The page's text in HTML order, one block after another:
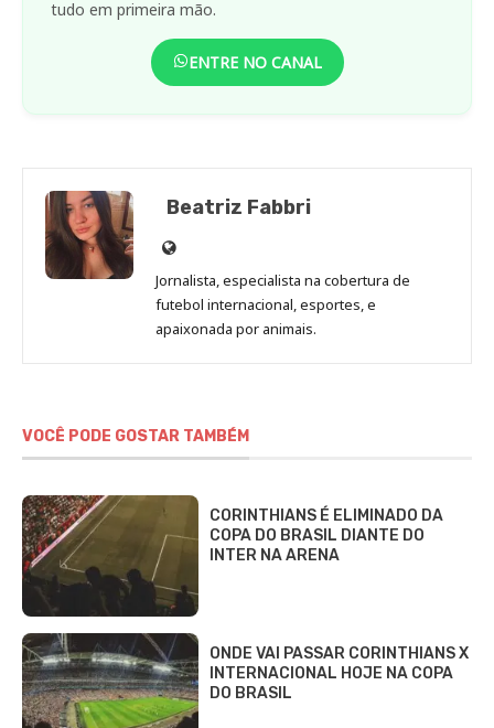
tudo em primeira mão.
ENTRE NO CANAL
Beatriz Fabbri
Site
de
Beatriz
Fabbri
Jornalista, especialista na cobertura de
futebol internacional, esportes, e
apaixonada por animais.
VOCÊ PODE GOSTAR TAMBÉM
CORINTHIANS É ELIMINADO DA
COPA DO BRASIL DIANTE DO
INTER NA ARENA
ONDE VAI PASSAR CORINTHIANS X
INTERNACIONAL HOJE NA COPA
DO BRASIL